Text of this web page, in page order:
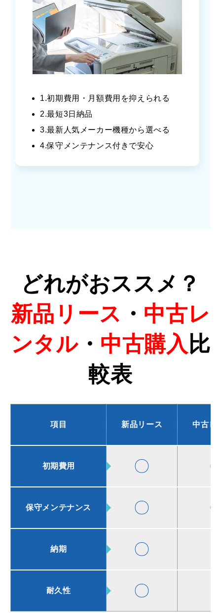
1.初期費用・月額費用を抑えられる
2.最短3日納品
3.最新人気メーカー機種から選べる
4.保守メンテナンス付きで安心
どれがおススメ？
新品リース ・ 中古レ
ンタル・ 中古購入 比
較表
項目 新品リース 中古レ
初期費用 〇
保守メンテナンス 〇
納期 〇
耐久性 〇